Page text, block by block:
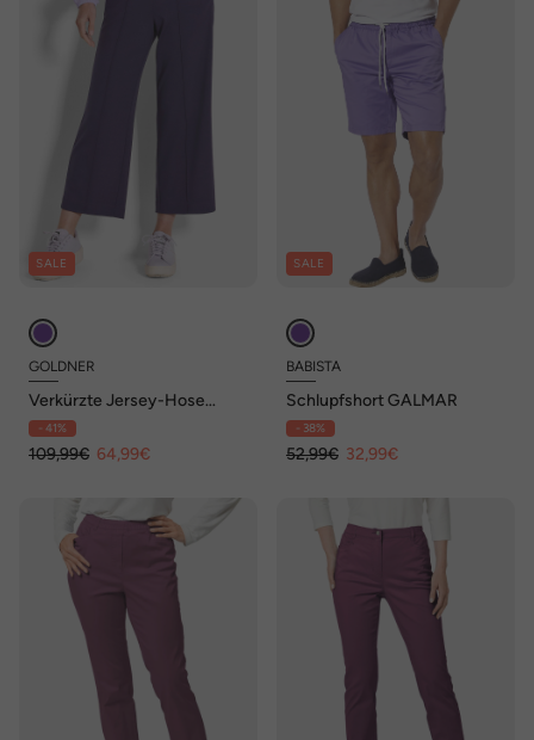
SALE
GOLDNER
Verkürzte Jersey-Hose
VERA mit Biesen
- 41%
109,99€ 64,99€
SALE
BABISTA
Schlupfshort GALMAR
- 38%
52,99€ 32,99€